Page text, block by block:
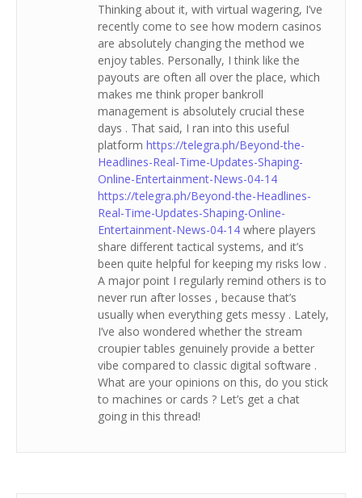
Thinking about it, with virtual wagering, I’ve
recently come to see how modern casinos
are absolutely changing the method we
enjoy tables. Personally, I think like the
payouts are often all over the place, which
makes me think proper bankroll
management is absolutely crucial these
days . That said, I ran into this useful
platform https://telegra.ph/Beyond-the-
Headlines-Real-Time-Updates-Shaping-
Online-Entertainment-News-04-14
https://telegra.ph/Beyond-the-Headlines-
Real-Time-Updates-Shaping-Online-
Entertainment-News-04-14 where players
share different tactical systems, and it’s
been quite helpful for keeping my risks low .
A major point I regularly remind others is to
never run after losses , because that’s
usually when everything gets messy . Lately,
I’ve also wondered whether the stream
croupier tables genuinely provide a better
vibe compared to classic digital software .
What are your opinions on this, do you stick
to machines or cards ? Let’s get a chat
going in this thread!